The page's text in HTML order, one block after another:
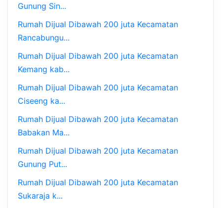
Gunung Sin...
Rumah Dijual Dibawah 200 juta Kecamatan
Rancabungu...
Rumah Dijual Dibawah 200 juta Kecamatan
Kemang kab...
Rumah Dijual Dibawah 200 juta Kecamatan
Ciseeng ka...
Rumah Dijual Dibawah 200 juta Kecamatan
Babakan Ma...
Rumah Dijual Dibawah 200 juta Kecamatan
Gunung Put...
Rumah Dijual Dibawah 200 juta Kecamatan
Sukaraja k...